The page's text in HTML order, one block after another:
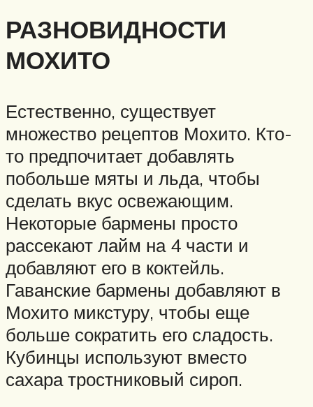
РАЗНОВИДНОСТИ
МОХИТО
Естественно, существует
множество рецептов Мохито. Кто-
то предпочитает добавлять
побольше мяты и льда, чтобы
сделать вкус освежающим.
Некоторые бармены просто
рассекают лайм на 4 части и
добавляют его в коктейль.
Гаванские бармены добавляют в
Мохито микстуру, чтобы еще
больше сократить его сладость.
Кубинцы используют вместо
сахара тростниковый сироп.